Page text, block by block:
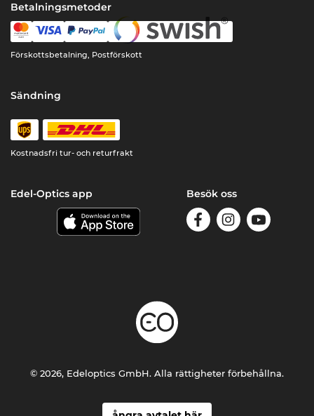
Betalningsmetoder
Förskottsbetalning, Postförskott
Sändning
Kostnadsfri tur- och returfrakt
Edel-Optics app Besök oss
© 2026, Edeloptics GmbH. Alla rättigheter förbehållna.